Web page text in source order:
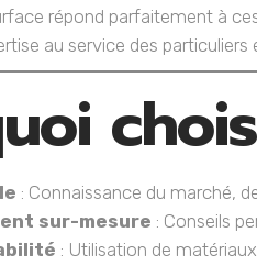
répond parfaitement à
au service des
: Connaissance du marché,
sur-mesure : Conseils
: Utilisation de